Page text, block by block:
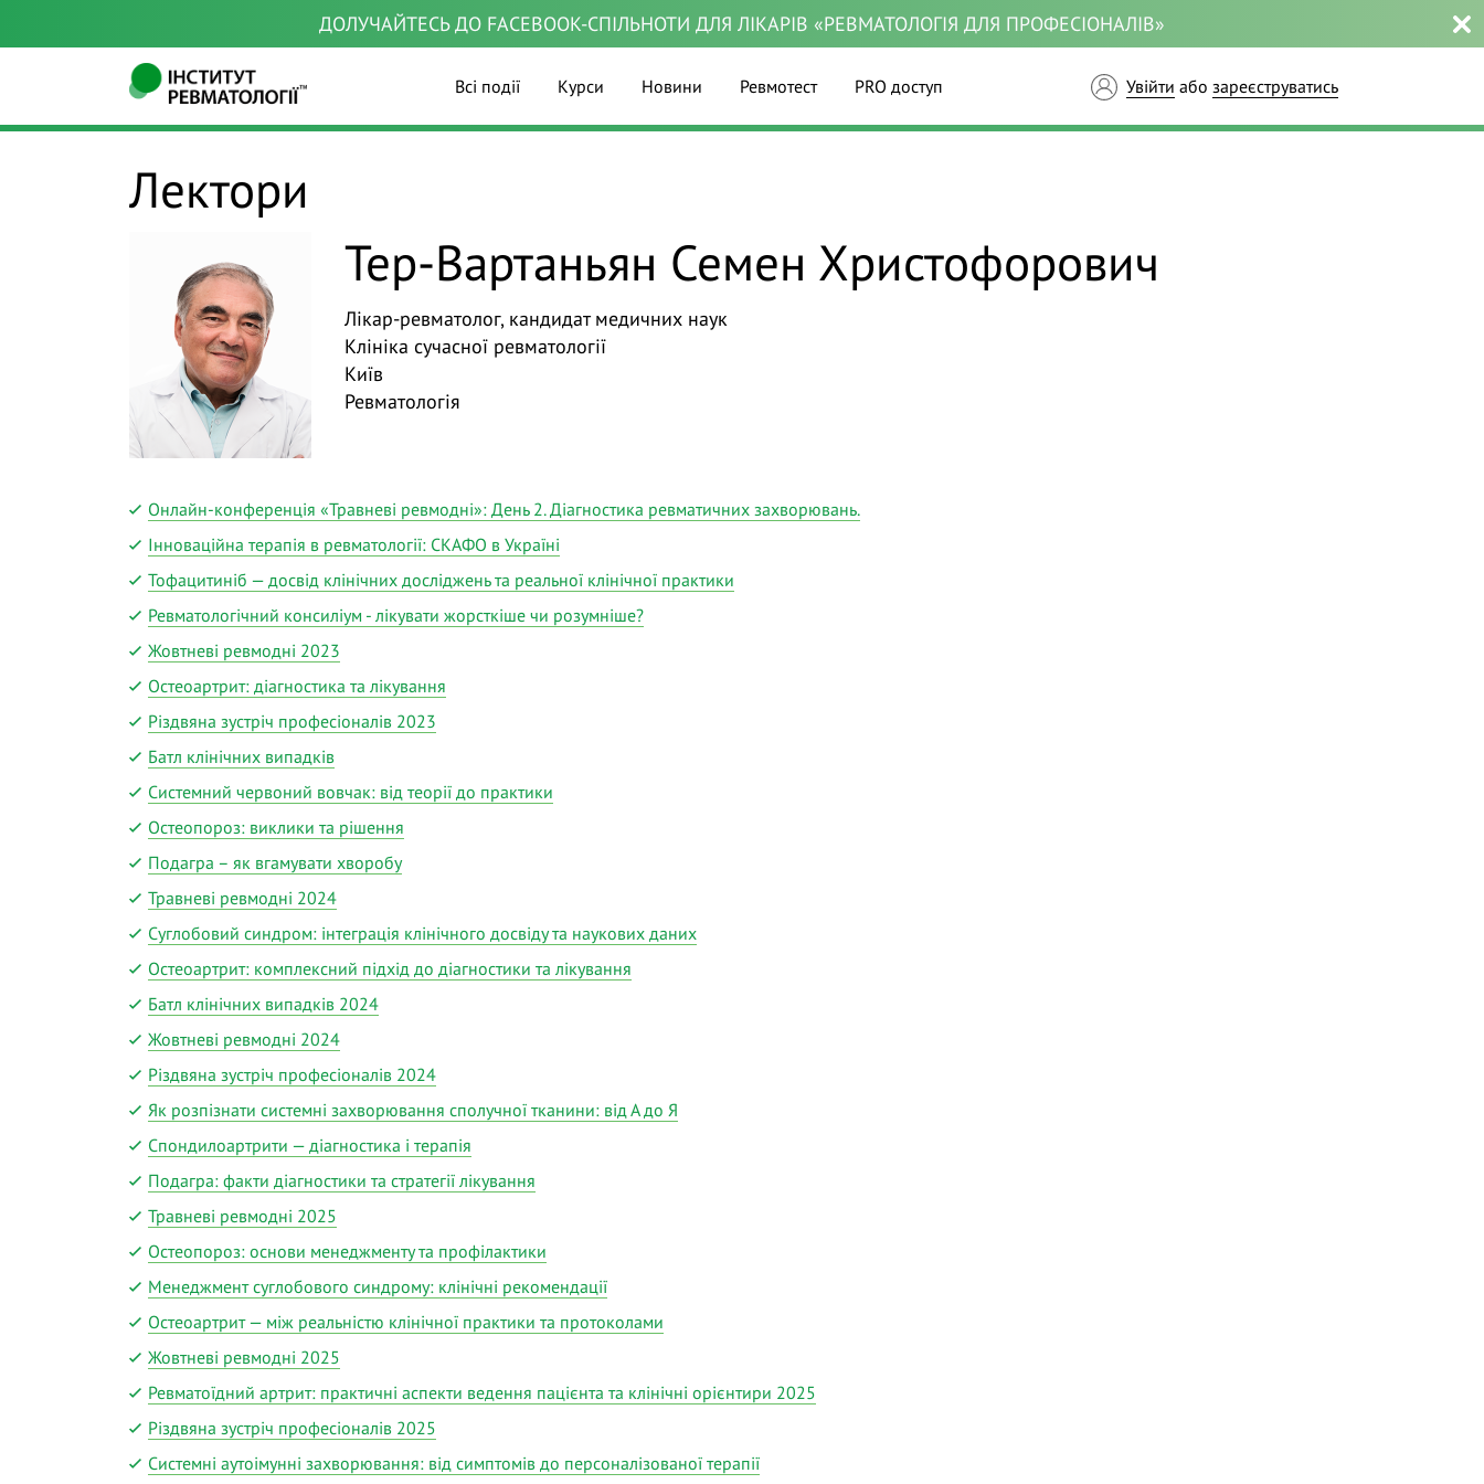
ДОЛУЧАЙТЕСЬ ДО FACEBOOK-СПІЛЬНОТИ ДЛЯ ЛІКАРІВ «РЕВМАТОЛОГІЯ ДЛЯ ПРОФЕСІОНАЛІВ»
Всі події Курси Новини Ревмотест PRO доступ Увійти або зареєструватись
Лектори
Тер-Вартаньян Семен Христофорович
Лікар-ревматолог, кандидат медичних наук
Клініка сучасної ревматології
Київ
Ревматологія
Онлайн-конференція «Травневі ревмодні»: День 2. Діагностика ревматичних захворювань.
Інноваційна терапія в ревматології: СКАФО в Україні
Тофацитиніб — досвід клінічних досліджень та реальної клінічної практики
Ревматологічний консиліум - лікувати жорсткіше чи розумніше?
Жовтневі ревмодні 2023
Остеоартрит: діагностика та лікування
Різдвяна зустріч професіоналів 2023
Батл клінічних випадків
Системний червоний вовчак: від теорії до практики
Остеопороз: виклики та рішення
Подагра – як вгамувати хворобу
Травневі ревмодні 2024
Суглобовий синдром: інтеграція клінічного досвіду та наукових даних
Остеоартрит: комплексний підхід до діагностики та лікування
Батл клінічних випадків 2024
Жовтневі ревмодні 2024
Різдвяна зустріч професіоналів 2024
Як розпізнати системні захворювання сполучної тканини: від А до Я
Спондилоартрити — діагностика і терапія
Подагра: факти діагностики та стратегії лікування
Травневі ревмодні 2025
Остеопороз: основи менеджменту та профілактики
Менеджмент суглобового синдрому: клінічні рекомендації
Остеоартрит — між реальністю клінічної практики та протоколами
Жовтневі ревмодні 2025
Ревматоїдний артрит: практичні аспекти ведення пацієнта та клінічні орієнтири 2025
Різдвяна зустріч професіоналів 2025
Системні аутоімунні захворювання: від симптомів до персоналізованої терапії